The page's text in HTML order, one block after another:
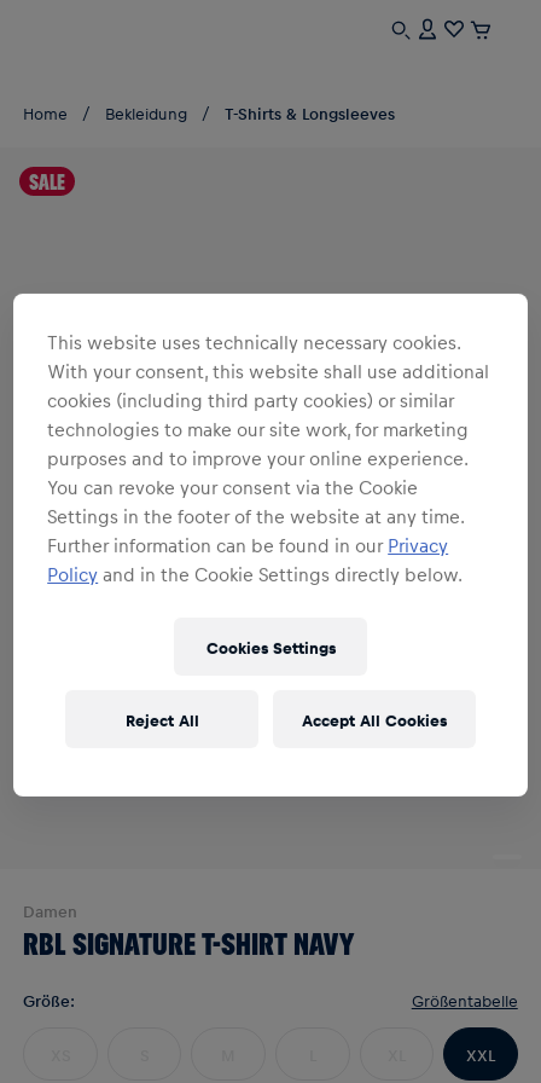
Home Bekleidung T-Shirts & Longsleeves
SALE
Damen
RBL SIGNATURE T-SHIRT NAVY
Größe: Größentabelle
XXL
This website uses technically necessary cookies.
With your consent, this website shall use additional
cookies (including third party cookies) or similar
technologies to make our site work, for marketing
purposes and to improve your online experience.
You can revoke your consent via the Cookie
Settings in the footer of the website at any time.
Further information can be found in our Privacy
Policy and in the Cookie Settings directly below.
Cookies Settings
Reject All Accept All Cookies